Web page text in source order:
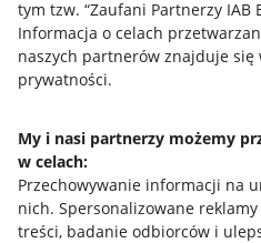
tym tzw. “Zaufani Partnerzy IAB
Informacja o celach
naszych partnerów znajduje
prywatności.
My i nasi partnerzy możemy
w celach:
Przechowywanie informacji na
nich. Spersonalizowane
treści, badanie odbiorców i
Polityka plików "cookies"
Ustawienia plików "cookies"
Informacje dla Aktu o Usługach
Pobierz aplikację